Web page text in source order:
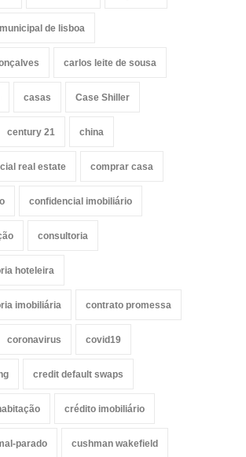
de lisboa
carlos leite de sousa
casas Case Shiller
century 21 china
real estate comprar casa
confidencial imobiliário
consultoria
hoteleira
imobiliária contrato promessa
coronavirus covid19
credit default swaps
crédito imobiliário
parado cushman wakefield